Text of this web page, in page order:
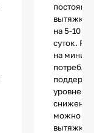
вытяжки
на 5-10
суток.
на
уровне, а
снижен
можно
вытяжки